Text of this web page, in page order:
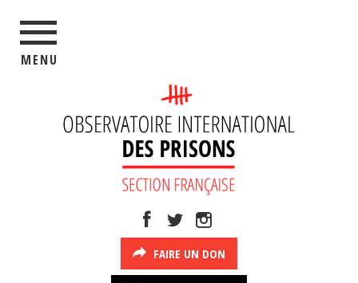
MENU
FAIRE UN DON